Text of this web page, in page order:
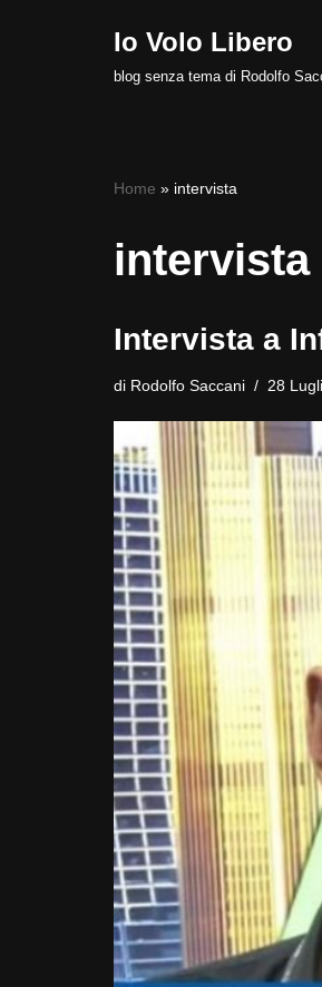
Io Volo Libero
blog senza tema di Rodolfo
Home » intervista
intervista
Intervista a
di Rodolfo Saccani 28